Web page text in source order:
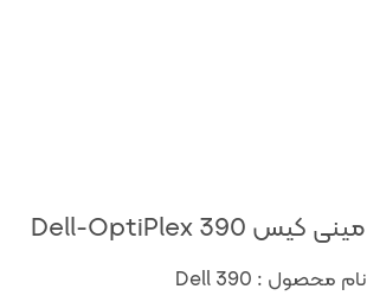
مینی کیس Dell-OptiPlex 390
نام محصول : Dell 390